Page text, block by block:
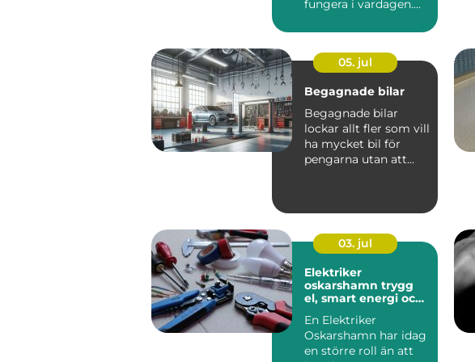
fungera i vardagen....
05. jul
Begagnade bilar
Begagnade bilar
lockar allt fler som vill
ha mycket bil för
pengarna utan att
03. jul
Elektriker
oskarshamn trygg
el, smart energi och
En Elektriker
Oskarshamn har idag
en större roll än att